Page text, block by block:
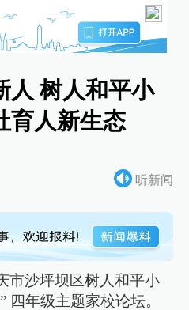
人 树人和平小
育人新生态
听新闻
市沙坪坝区树人和平小
四年级主题家校论坛。